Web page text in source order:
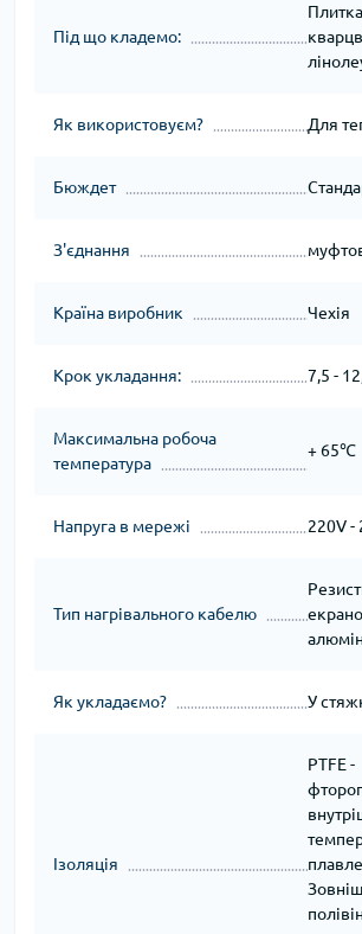
Під що кладемо:
Як використовуєм? Для
Бюждет
З'єднання
Країна виробник Чехія
Крок укладання: 7,5 -
Максимальна робоча
температура
+ 65℃
Напруга в мережі 220V -
Тип нагрівального кабелю
Як укладаємо? У
Ізоляція
PTFE -